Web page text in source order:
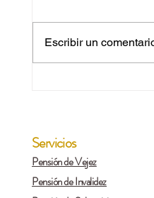
Escribir un
Servicios
Pensión de Vejez
Pensión de Invalidez